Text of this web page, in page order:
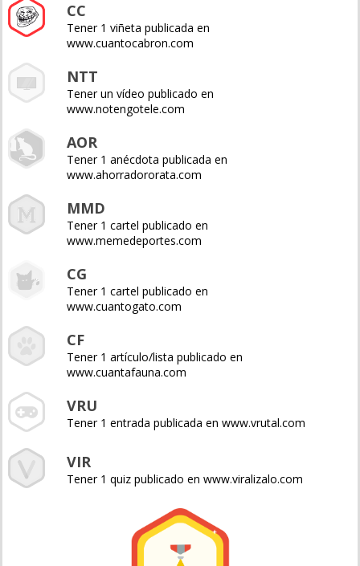
CC
Tener 1 viñeta publicada en
www.cuantocabron.com
NTT
Tener un vídeo publicado en
www.notengotele.com
AOR
Tener 1 anécdota publicada en
www.ahorradororata.com
MMD
Tener 1 cartel publicado en
www.memedeportes.com
CG
Tener 1 cartel publicado en
www.cuantogato.com
CF
Tener 1 artículo/lista publicado en
www.cuantafauna.com
VRU
Tener 1 entrada publicada en www.vrutal.com
VIR
Tener 1 quiz publicado en www.viralizalo.com